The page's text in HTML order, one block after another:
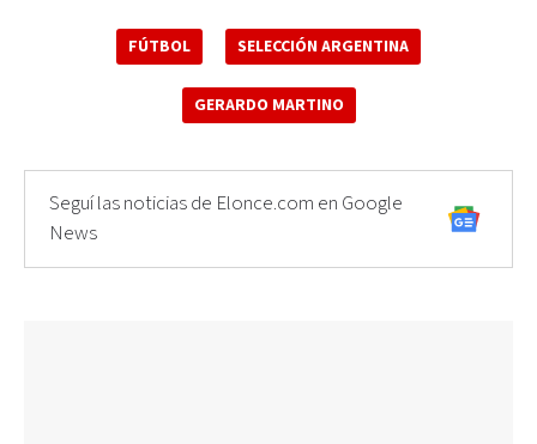
FÚTBOL SELECCIÓN ARGENTINA
GERARDO MARTINO
Seguí las noticias de Elonce.com en Google
News